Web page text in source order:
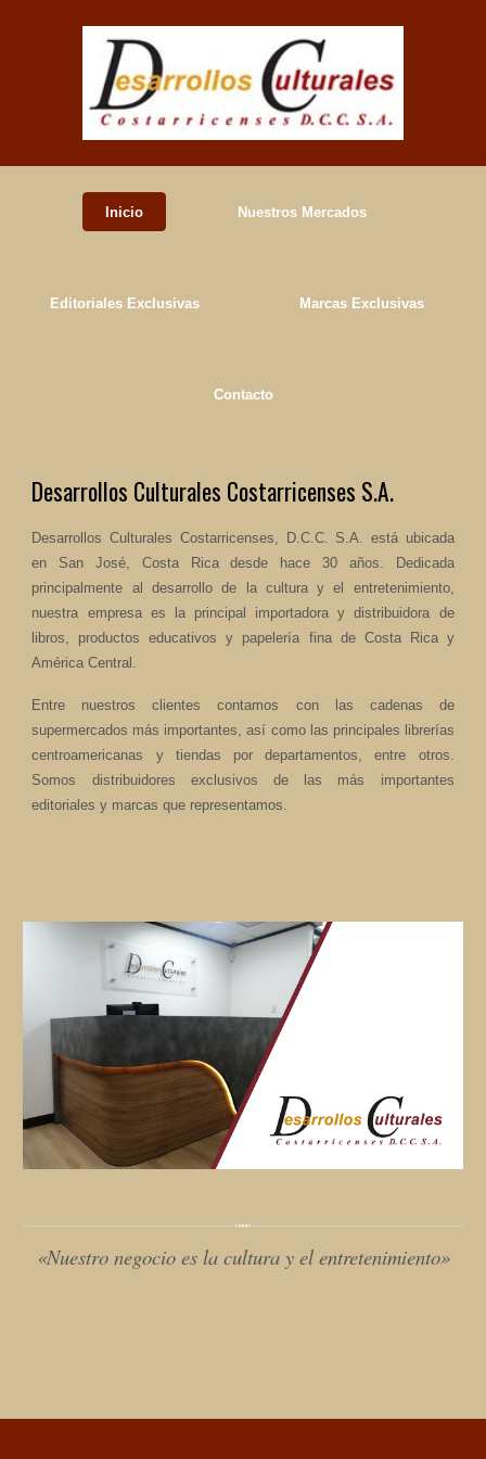
Skip to main content
Inicio Nuestros Mercados
Editoriales Exclusivas Marcas Exclusivas
Contacto
Desarrollos Culturales Costarricenses S.A.
Desarrollos Culturales Costarricenses, D.C.C. S.A. está ubicada
en San José, Costa Rica desde hace 30 años. Dedicada
principalmente al desarrollo de la cultura y el entretenimiento,
nuestra empresa es la principal importadora y distribuidora de
libros, productos educativos y papelería fina de Costa Rica y
América Central.
Entre nuestros clientes contamos con las cadenas de
supermercados más importantes, así como las principales librerías
centroamericanas y tiendas por departamentos, entre otros.
Somos distribuidores exclusivos de las más importantes
editoriales y marcas que representamos.
«Nuestro negocio es la cultura y el entretenimiento»